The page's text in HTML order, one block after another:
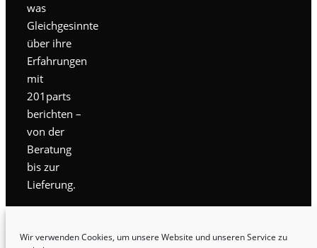
Wir verwenden Cookies, um unsere Website und unseren Service zu
was
Gleichgesinnte
über ihre
Erfahrungen
mit
201parts
berichten –
von der
Beratung
bis zur
Lieferung.
Kontakt